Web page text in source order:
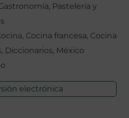
Pastelería y
Cocina francesa, Cocina
Diccionarios, México
electrónica